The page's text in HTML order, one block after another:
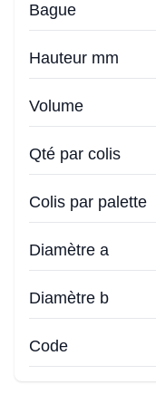
Bague
Hauteur mm
Volume
Qté par colis
Colis par palette
Diamètre a
Diamètre b
Code